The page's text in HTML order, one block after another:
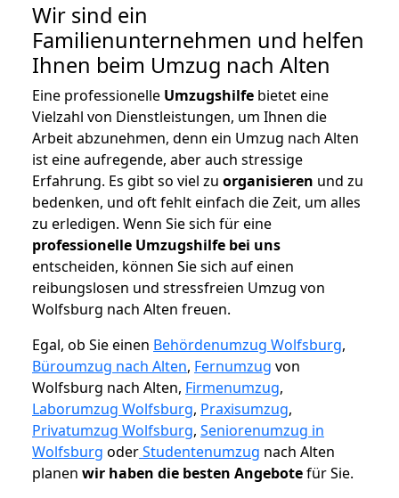
Wir sind ein
Familienunternehmen und helfen
Ihnen beim Umzug nach Alten
Eine professionelle Umzugshilfe bietet eine
Vielzahl von Dienstleistungen, um Ihnen die
Arbeit abzunehmen, denn ein Umzug nach Alten
ist eine aufregende, aber auch stressige
Erfahrung. Es gibt so viel zu organisieren und zu
bedenken, und oft fehlt einfach die Zeit, um alles
zu erledigen. Wenn Sie sich für eine
professionelle Umzugshilfe bei uns
entscheiden, können Sie sich auf einen
reibungslosen und stressfreien Umzug von
Wolfsburg nach Alten freuen.
Egal, ob Sie einen Behördenumzug Wolfsburg,
Büroumzug nach Alten, Fernumzug von
Wolfsburg nach Alten, Firmenumzug,
Laborumzug Wolfsburg, Praxisumzug,
Privatumzug Wolfsburg, Seniorenumzug in
Wolfsburg oderStudentenumzug nach Alten
planen wir haben die besten Angebotefür Sie.